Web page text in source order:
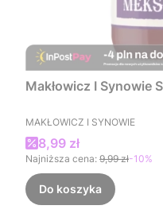
Makłowicz I Synowie
PRODUCENT
MAKŁOWICZ I SYNOWIE
Cena promocyjna
8,99 zł
Najniższa cena: 9,99 zł-10%
Do koszyka